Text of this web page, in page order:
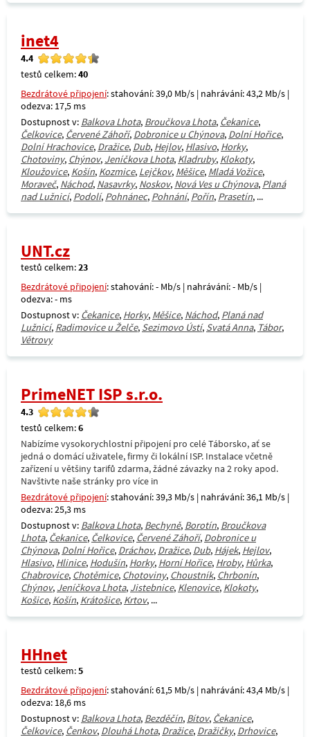
inet4
4.4
testů celkem:40
Bezdrátové připojení: stahování: 39,0 Mb/s | nahrávání: 43,2 Mb/s |
odezva: 17,5 ms
Dostupnost v: Balkova Lhota, Broučkova Lhota, Čekanice,
Čelkovice, Červené Záhoří, Dobronice u Chýnova, Dolní Hořice,
Dolní Hrachovice, Dražice, Dub, Hejlov, Hlasivo, Horky,
Chotoviny, Chýnov, Jeníčkova Lhota, Kladruby, Klokoty,
Kloužovice, Košín, Kozmice, Lejčkov, Měšice, Mladá Vožice,
Moraveč, Náchod, Nasavrky, Noskov, Nová Ves u Chýnova, Planá
nad Lužnicí, Podolí, Pohnánec, Pohnání, Pořín, Prasetín, ...
UNT.cz
testů celkem:23
Bezdrátové připojení: stahování: - Mb/s | nahrávání: - Mb/s |
odezva: - ms
Dostupnost v: Čekanice, Horky, Měšice, Náchod, Planá nad
Lužnicí, Radimovice u Želče, Sezimovo Ústí, Svatá Anna, Tábor,
Větrovy
PrimeNET ISP s.r.o.
4.3
testů celkem:6
Nabízíme vysokorychlostní připojení pro celé Táborsko, ať se
jedná o domácí uživatele, firmy či lokální ISP. Instalace včetně
zařízení u většiny tarifů zdarma, žádné závazky na 2 roky apod.
Navštivte naše stránky pro více in
Bezdrátové připojení: stahování: 39,3 Mb/s | nahrávání: 36,1 Mb/s |
odezva: 25,3 ms
Dostupnost v: Balkova Lhota, Bechyně, Borotín, Broučkova
Lhota, Čekanice, Čelkovice, Červené Záhoří, Dobronice u
Chýnova, Dolní Hořice, Dráchov, Dražice, Dub, Hájek, Hejlov,
Hlasivo, Hlinice, Hodušín, Horky, Horní Hořice, Hroby, Hůrka,
Chabrovice, Chotěmice, Chotoviny, Choustník, Chrbonín,
Chýnov, Jeníčkova Lhota, Jistebnice, Klenovice, Klokoty,
Košice, Košín, Krátošice, Krtov, ...
HHnet
testů celkem:5
Bezdrátové připojení: stahování: 61,5 Mb/s | nahrávání: 43,4 Mb/s |
odezva: 18,6 ms
Dostupnost v: Balkova Lhota, Bezděčín, Bítov, Čekanice,
Čelkovice, Čenkov, Dlouhá Lhota, Dražice, Dražičky, Drhovice,